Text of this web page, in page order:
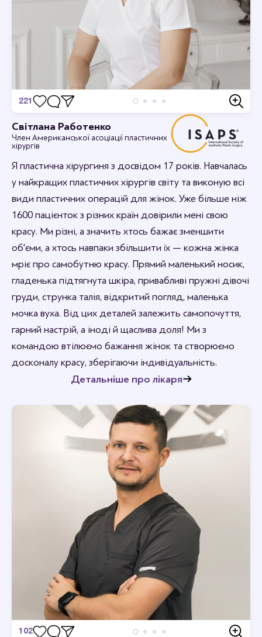
Світлана Работенко
Член Американської асоціації пластичних
хірургів
Я пластична хірургиня з досвідом 17 років. Навчалась
у найкращих пластичних хірургів світу та виконую всі
види пластичних операцій для жінок. Уже більше ніж
1600 пацієнток з різних країн довірили мені свою
красу. Ми різні, а значить хтось бажає зменшити
об'єми, а хтось навпаки збільшити їх — кожна жінка
мріє про самобутню красу. Прямий маленький носик,
гладенька підтягнута шкіра, привабливі пружні дівочі
груди, струнка талія, відкритий погляд, маленька
мочка вуха. Від цих деталей залежить самопочуття,
гарний настрій, а іноді й щаслива доля! Ми з
командою втілюємо бажання жінок та створюємо
досконалу красу, зберігаючи індивідуальність.
Детальніше про лікаря
221
Дивовижно, я в захваті.
rabotenkosvitlana
102